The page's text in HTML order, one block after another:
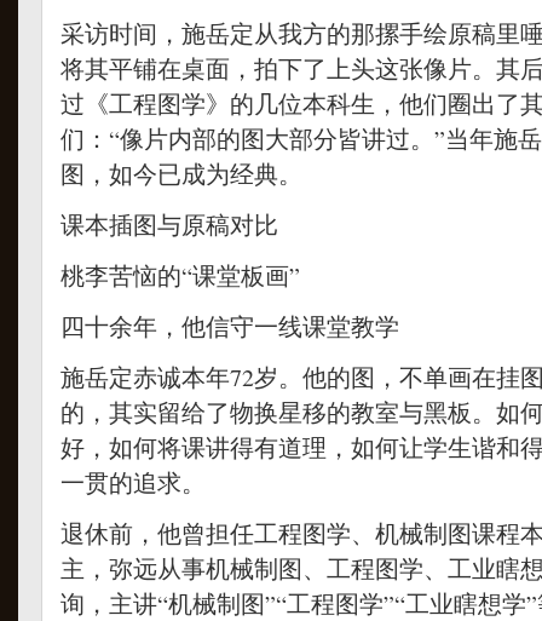
采访时间，施岳定从我方的那摞手绘原稿里
将其平铺在桌面，拍下了上头这张像片。其
过《工程图学》的几位本科生，他们圈出了
们：“像片内部的图大部分皆讲过。”当年施
图，如今已成为经典。
课本插图与原稿对比
桃李苦恼的“课堂板画”
四十余年，他信守一线课堂教学
施岳定赤诚本年72岁。他的图，不单画在挂
的，其实留给了物换星移的教室与黑板。如
好，如何将课讲得有道理，如何让学生谐和
一贯的追求。
退休前，他曾担任工程图学、机械制图课程
主，弥远从事机械制图、工程图学、工业瞎
询，主讲“机械制图”“工程图学”“工业瞎想学